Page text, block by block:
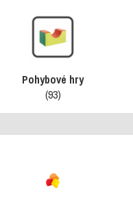
Pohybové hry
(93)